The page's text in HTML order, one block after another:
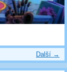
Další →